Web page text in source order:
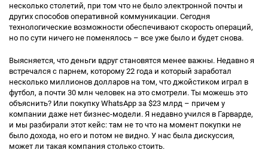
несколько столетий, при том что не было электронной почты и
других способов оперативной коммуникации. Сегодня
технологические возможности обеспечивают скорость операций,
но по сути ничего не поменялось – все уже было и будет снова.
Выясняется, что деньги вдруг становятся менее важны. Недавно я
встречался с парнем, которому 22 года и который заработал
несколько миллионов долларов на том, что джойстиком играл в
футбол, а почти 30 млн человек на это смотрели. Ты можешь это
объяснить? Или покупку WhatsApp за $23 млрд – причем у
компании даже нет бизнес-модели. Я недавно учился в Гарварде,
и мы разбирали этот кейс: там не то что на момент покупки не
было дохода, но его и потом не видно. У нас была дискуссия,
может ли такая компания столько стоить.